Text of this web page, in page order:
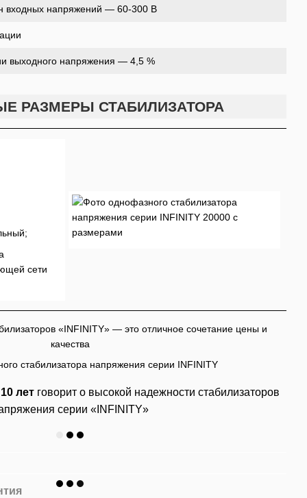
входных напряжений — 60-300 В
выходного напряжения — 4,5 %
РАЗМЕРЫ СТАБИЛИЗАТОРА
сети
«INFINITY» — это отличное сочетание цены и
качества
лет говорит о высокой надежности стабилизаторов
серии «INFINITY»